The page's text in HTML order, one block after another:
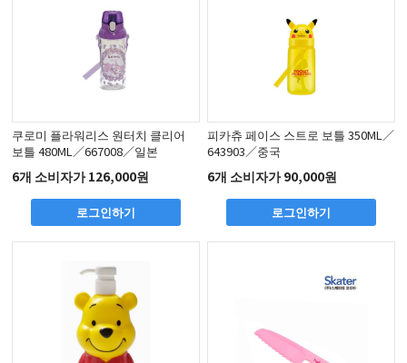
쿠로미 플라워리스 원터치 클리어
보틀 480ML／667008／일본
6개 소비자가 126,000원
로그인하기
피카츄 페이스 스트로 보틀 350ML／
643903／중국
6개 소비자가 90,000원
로그인하기